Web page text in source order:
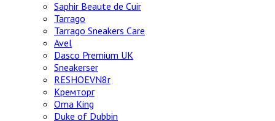
Saphir Beaute de Cuir
Tarrago
Tarrago Sneakers Care
Avel
Dasco Premium UK
Sneakerser
RESHOEVN8r
Кремторг
Oma King
Duke of Dubbin